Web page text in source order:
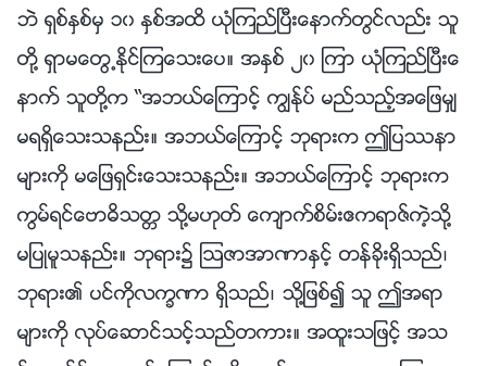
ဘဲ ရွစ္ႏွစ္မွ ၁၀ ႏွစ္အထိ ယုံၾကည္ၿပီးေနာက္တြင္လည္း သူ
တို႔ ရွာမေတြ႕ႏိုင္ၾကေသးေပ။ အႏွစ္ ၂၀ ၾကာ ယုံၾကည္ၿပီးေ
နာက္ သူတို႔က “အဘယ္ေၾကာင့္ ကြၽန္ုပ္ မည္သည့္အေျဖမွ်
မရရွိေသးသနည္း။ အဘယ္ေၾကာင့္ ဘုရားက ဤျပႆနာ
မ်ားကို မေျဖရွင္းေသးသနည္း။ အဘယ္ေၾကာင့္ ဘုရားက
ကြမ္ရင္ေဗာဓိသတၱ သို႔မဟုတ္ ေက်ာက္စိမ္းဧကရာဇ္ကဲ့သို႔
မျပဳမူသနည္း။ ဘုရား၌ ဩဇာအာဏာႏွင့္ တန္ခိုးရွိသည္၊
ဘုရား၏ ပင္ကိုလကၡဏာ ရွိသည္၊ သို႔ျဖစ္၍ သူ ဤအရာ
မ်ားကို လုပ္ေဆာင္သင့္သည္တကား။ အထူးသျဖင့္ အသ